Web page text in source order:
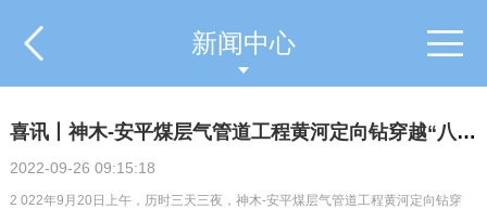
新闻中心
喜讯丨神木-安平煤层气管道工程黄河定向钻穿越“八接一”回拖成功！
2022-09-26 09:15:18
2 022年9月20日上午，历时三天三夜，神木-安平煤层气管道工程黄河定向钻穿